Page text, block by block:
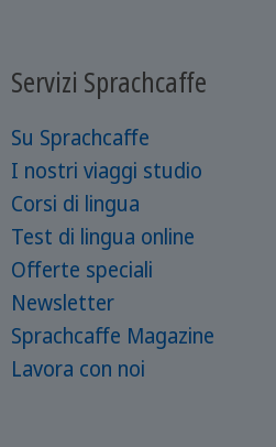
Servizi Sprachcaffe
Su Sprachcaffe
I nostri viaggi studio
Corsi di lingua
Test di lingua online
Offerte speciali
Newsletter
Sprachcaffe Magazine
Lavora con noi